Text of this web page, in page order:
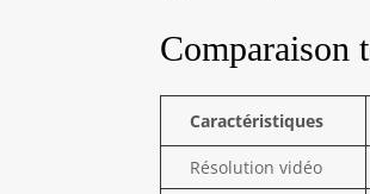
Comparaison
Caractéristiques
Résolution vidéo